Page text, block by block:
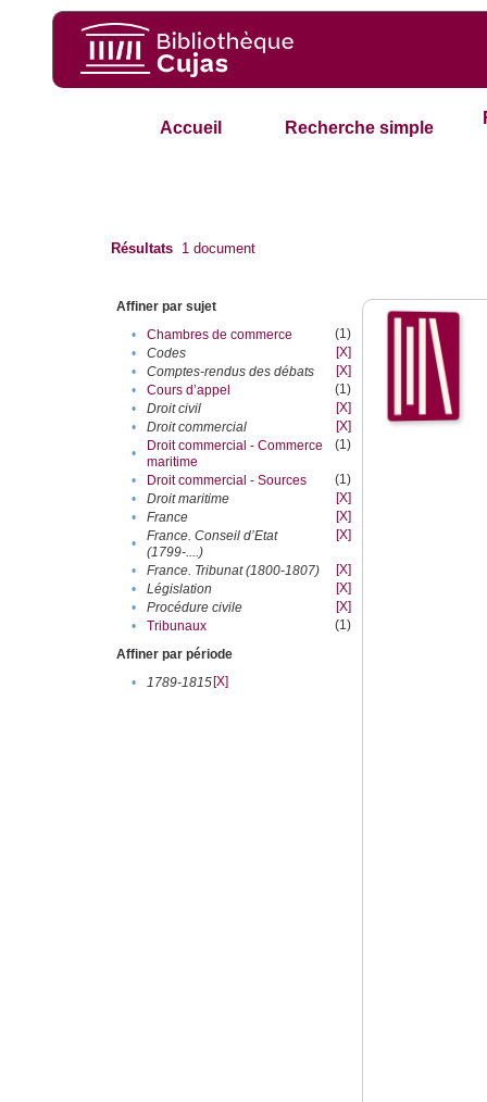
Accueil Recherche simple
Résultats 1 document
Affiner par sujet
•
Chambres de commerce
(1)
•
Codes
[X]
•
Comptes-rendus des débats
[X]
•
Cours d’appel
(1)
•
Droit civil
[X]
•
Droit commercial
[X]
•
Droit commercial - Commerce
maritime
(1)
• Droit commercial - Sources
(1)
•
Droit maritime
[X]
•
France
[X]
•
France. Conseil d’Etat
(1799-....)
[X]
• France. Tribunat (1800-1807)
[X]
•
Législation
[X]
•
Procédure civile
[X]
•
Tribunaux
(1)
Affiner par période
•
1789-1815[X]